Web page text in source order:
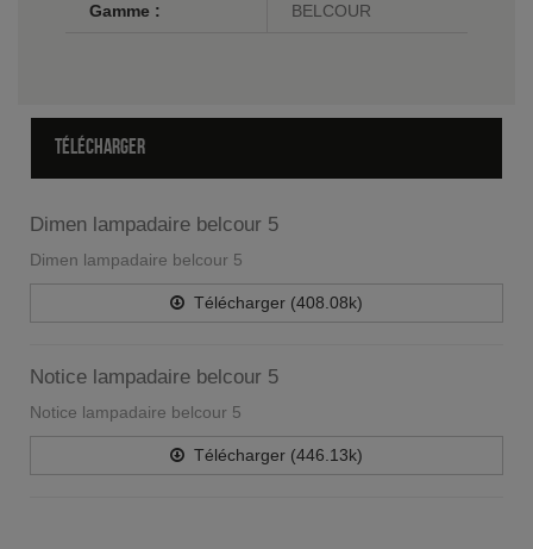
Gamme : BELCOUR
TÉLÉCHARGER
Dimen lampadaire belcour 5
Dimen lampadaire belcour 5
Télécharger (408.08k)
Notice lampadaire belcour 5
Notice lampadaire belcour 5
Télécharger (446.13k)